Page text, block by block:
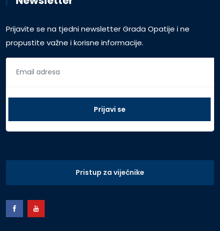
Prijavite se na tjedni newsletter Grada Opatije i ne
propustite važne i korisne informacije.
Pristup za vijećnike